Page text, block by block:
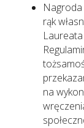
rąk
na